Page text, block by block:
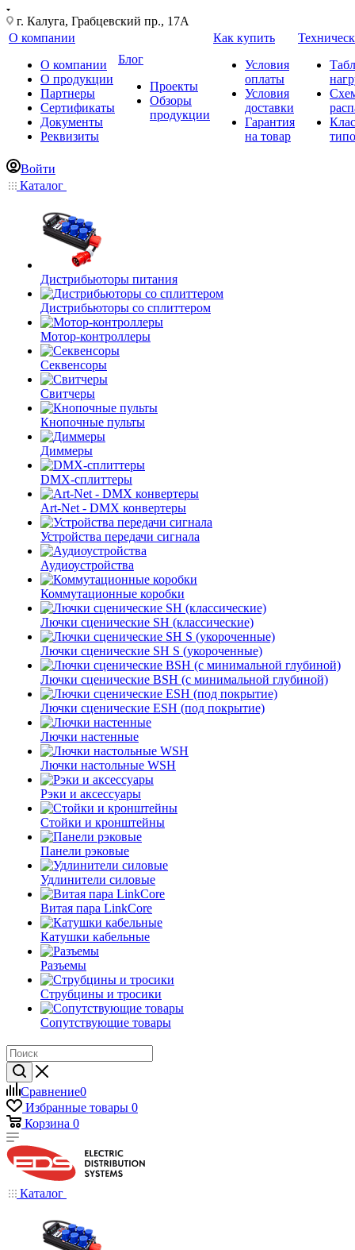
г. Калуга, Грабцевский пр., 17А
О компании
О компании
О продукции
Партнеры
Сертификаты
Документы
Реквизиты
Блог
Проекты
Обзоры
продукции
Как купить
Условия
оплаты
Условия
доставки
Гарантия
на товар
Войти
Каталог
Дистрибьюторы питания
Дистрибьюторы со сплиттером
Мотор-контроллеры
Секвенсоры
Свитчеры
Кнопочные пульты
Диммеры
DMX-сплиттеры
Art-Net - DMX конвертеры
Устройства передачи сигнала
Аудиоустройства
Коммутационные коробки
Лючки сценические SH (классические)
Лючки сценические SH S (укороченные)
Лючки сценические BSH (с минимальной глубиной)
Лючки сценические ESH (под покрытие)
Лючки настенные
Лючки настольные WSH
Рэки и аксессуары
Стойки и кронштейны
Панели рэковые
Удлинители силовые
Витая пара LinkCore
Катушки кабельные
Разъемы
Струбцины и тросики
Сопутствующие товары
Сравнение0
Избранные товары 0
Корзина 0
Каталог